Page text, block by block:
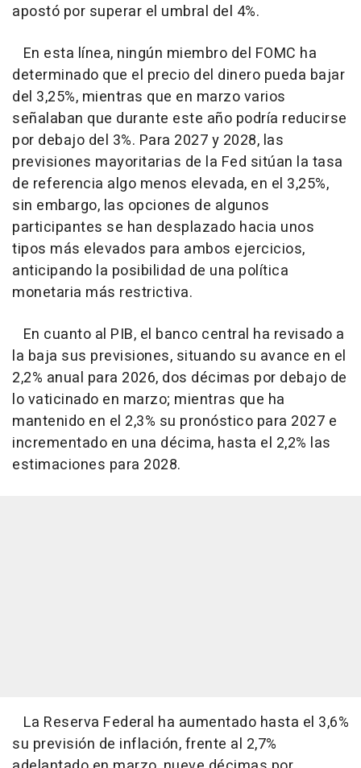
apostó por superar el umbral del 4%.
En esta línea, ningún miembro del FOMC ha
determinado que el precio del dinero pueda bajar
del 3,25%, mientras que en marzo varios
señalaban que durante este año podría reducirse
por debajo del 3%. Para 2027 y 2028, las
previsiones mayoritarias de la Fed sitúan la tasa
de referencia algo menos elevada, en el 3,25%,
sin embargo, las opciones de algunos
participantes se han desplazado hacia unos
tipos más elevados para ambos ejercicios,
anticipando la posibilidad de una política
monetaria más restrictiva.
En cuanto al PIB, el banco central ha revisado a
la baja sus previsiones, situando su avance en el
2,2% anual para 2026, dos décimas por debajo de
lo vaticinado en marzo; mientras que ha
mantenido en el 2,3% su pronóstico para 2027 e
incrementado en una décima, hasta el 2,2% las
estimaciones para 2028.
La Reserva Federal ha aumentado hasta el 3,6%
su previsión de inflación, frente al 2,7%